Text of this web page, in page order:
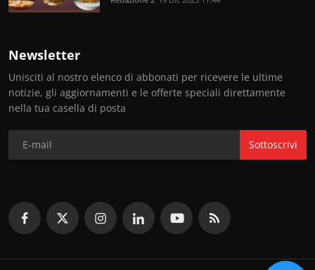
Newsletter
Unisciti al nostro elenco di abbonati per ricevere le ultime
notizie, gli aggiornamenti e le offerte speciali direttamente
nella tua casella di posta
Sottoscrivi